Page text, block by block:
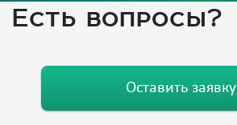
Есть вопросы?
Оставить заявку